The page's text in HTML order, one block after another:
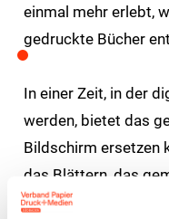
einmal mehr erlebt,
gedruckte Bücher
In einer Zeit, in der
werden, bietet das
Bildschirm ersetzen
das Blättern, das
Seite, das Greifen